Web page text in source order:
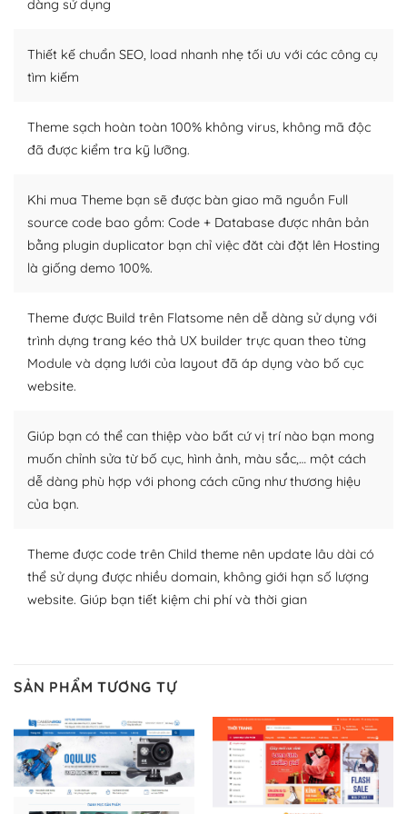
WordPress là nơi lưu trữ cho một diễn đàn cộng đồng
khổng lồ được kiểm duyệt bởi các nhân viên và những
Nếu bạn gặp khó khăn, bạn có thể lên mạng và tìm
kiếm những cộng đồng WordPress, họ sẽ giúp bạn trả
Cộng đồng sử dụng WordPress sẵn sàng hỗ trợ bạn
– Đa dạng plugin và themes
WordPress để tăng thêm các tính năng cần thiết. Có
nhiều plugin trả phí hoặc miễn phí.
Nhờ lượng người dùng đông đảo, thư viện themes và
plugin của WordPress rất phong phú. Bạn có thể thỏa
lập website của mình.
WordPress đa dạng plugin và themes
– Dễ sử dụng
Với mọi Hosting bất kỳ thì WordPress đều có thể dễ
dàng thiết lập vì thực tế nó đã cung cấp khoảng 60%
toàn bộ web.
Dễ dàng lựa chọn Hosting cho website WordPress
– Bảo mật cực tốt
Vì WordPress hiện là nền tảng xây dựng trang web và
blog lớn nhất trên thế giới, quan trọng nhất là bảo vệ
dàng sử dụng
Thiết kế chuẩn SEO, load nhanh nhẹ tối ưu với các công cụ
tìm kiếm
Theme sạch hoàn toàn 100% không virus, không mã độc
đã được kiểm tra kỹ lưỡng.
Khi mua Theme bạn sẽ được bàn giao mã nguồn Full
source code bao gồm: Code + Database được nhân bản
bằng plugin duplicator bạn chỉ việc đăt cài đặt lên Hosting
là giống demo 100%.
Theme được Build trên Flatsome nên dễ dàng sử dụng với
trình dựng trang kéo thả UX builder trực quan theo từng
Module và dạng lưới của layout đã áp dụng vào bố cục
website.
Giúp bạn có thể can thiệp vào bất cứ vị trí nào bạn mong
muốn chỉnh sửa từ bố cục, hình ảnh, màu sắc,… một cách
dễ dàng phù hợp với phong cách cũng như thương hiệu
của bạn.
Theme được code trên Child theme nên update lâu dài có
thể sử dụng được nhiều domain, không giới hạn số lượng
website. Giúp bạn tiết kiệm chi phí và thời gian
SẢN PHẨM TƯƠNG TỰ